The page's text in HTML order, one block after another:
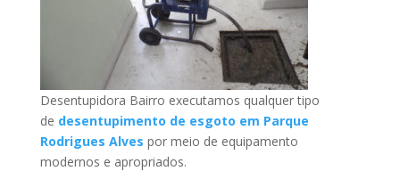
Desentupidora Bairro executamos qualquer tipo
de desentupimento de esgoto em Parque
Rodrigues Alves por meio de equipamento
modernos e apropriados.